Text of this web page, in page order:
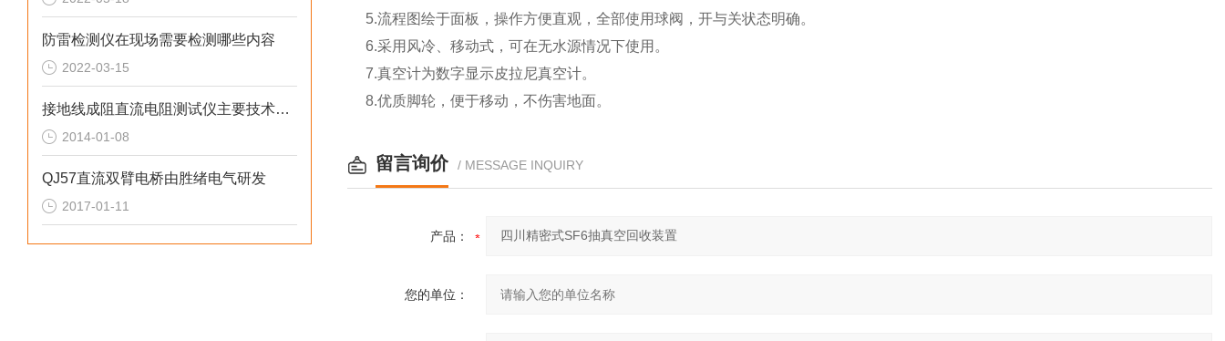
防雷检测仪在现场需要检测哪些内容
2022-03-15
接地线成阻直流电阻测试仪主要技术指标及使用条件
2014-01-08
QJ57直流双臂电桥由胜绪电气研发
2017-01-11
5.流程图绘于面板，操作方便直观，全部使用球阀，开与关状态明确。
6.采用风冷、移动式，可在无水源情况下使用。
7.真空计为数字显示皮拉尼真空计。
8.优质脚轮，便于移动，不伤害地面。
留言询价 / MESSAGE INQUIRY
产品：
您的单位：